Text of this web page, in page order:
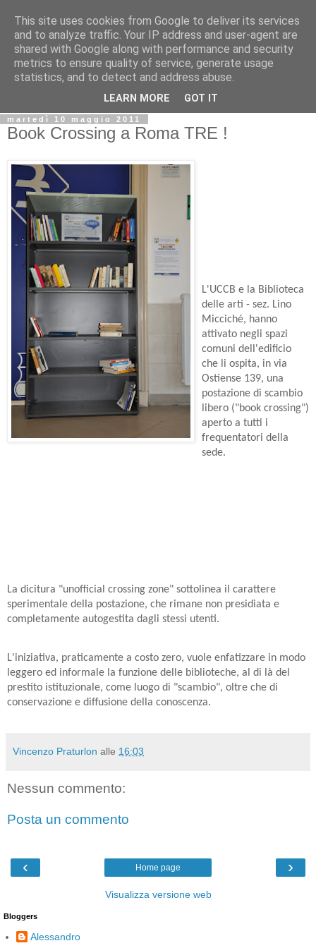
Biblio@rti in
Il Blog della Biblioteca di Area delle arti per condividere
informazioni iniziative incontri
martedì 10 maggio 2011
Book Crossing a Roma TRE !
L'UCCB e la Biblioteca
delle arti - sez. Lino
Micciché, hanno
attivato negli spazi
comuni dell'edificio
che li ospita, in via
Ostiense 139, una
postazione di scambio
libero ("book crossing")
aperto a tutti i
frequentatori della
sede.
La dicitura "unofficial crossing zone" sottolinea il carattere
sperimentale della postazione, che rimane non presidiata e
completamente autogestita dagli stessi utenti.
L'iniziativa, praticamente a costo zero, vuole enfatizzare in modo
leggero ed informale la funzione delle biblioteche, al di là del
prestito istituzionale, come luogo di "scambio", oltre che di
conservazione e diffusione della conoscenza.
Vincenzo Praturlon alle 16:03
Nessun commento:
Posta un commento
‹ ›
Home page
Visualizza versione web
Bloggers
Alessandro
This site uses cookies from Google to deliver its services
and to analyze traffic. Your IP address and user-agent are
shared with Google along with performance and security
metrics to ensure quality of service, generate usage
statistics, and to detect and address abuse.
LEARN MORE GOT IT